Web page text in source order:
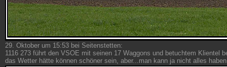
29. Oktober um 15:53 bei Seitenstetten:
1116 273 führt den VSOE mit seinen 17 Waggons und betuchtem
das Wetter hätte können schöner sein, aber...man kann ja nicht alles